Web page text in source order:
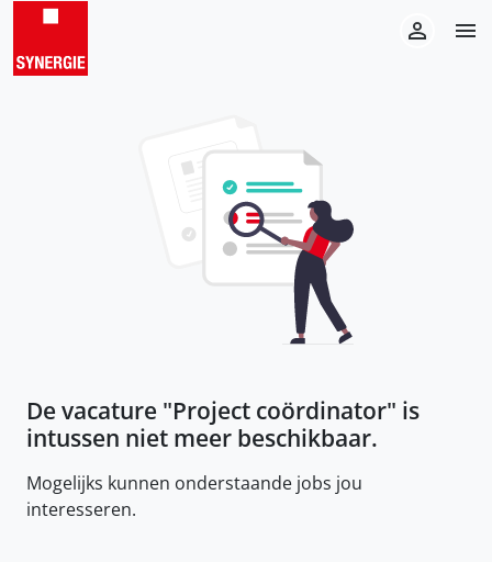
De vacature "Project coördinator" is
intussen niet meer beschikbaar.
Mogelijks kunnen onderstaande jobs jou
interesseren.